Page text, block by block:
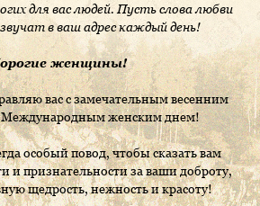
для вас людей. Пусть слова любви
в ваш адрес каждый день!
женщины!
вас с замечательным весенним
Международным женским днем!
особый повод, чтобы сказать вам
и признательности за ваши доброту,
щедрость, нежность и красоту!